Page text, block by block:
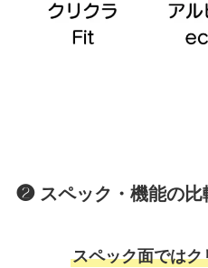
❷ スペック・機能の比
スペック面では